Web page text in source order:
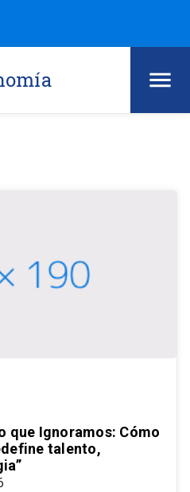
que Ignoramos: Cómo
talento,